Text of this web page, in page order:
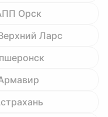
Орск
Ларс